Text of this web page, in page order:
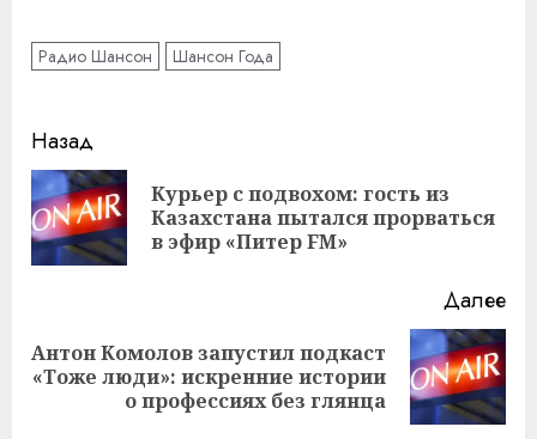
Радио Шансон Шансон Года
Навигация
записи
Назад
Курьер с подвохом: гость из
Казахстана пытался прорваться
в эфир «Питер FM»
Далее
Следующая
Антон Комолов запустил подкаст
«Тоже люди»: искренние истории
о профессиях без глянца